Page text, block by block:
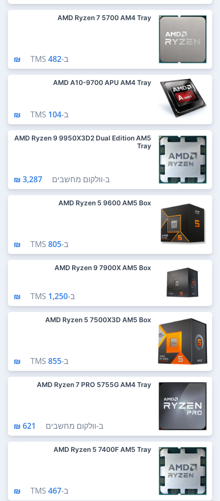
AMD Ryzen 7 5700 AM4 Tray
ב- TMS 482 ₪
AMD A10-9700 APU AM4 Tray
ב- TMS 104 ₪
AMD Ryzen 9 9950X3D2 Dual Edition AM5
Tray
ב-וולקום מחשבים 3,287 ₪
AMD Ryzen 5 9600 AM5 Box
ב- TMS 805 ₪
AMD Ryzen 9 7900X AM5 Box
ב- TMS 1,250 ₪
AMD Ryzen 5 7500X3D AM5 Box
ב- TMS 855 ₪
AMD Ryzen 7 PRO 5755G AM4 Tray
ב-וולקום מחשבים 621 ₪
AMD Ryzen 5 7400F AM5 Tray
ב- TMS 467 ₪